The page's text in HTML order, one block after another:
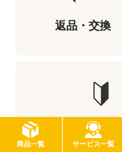
商品一覧 サービス一覧
返品・交換